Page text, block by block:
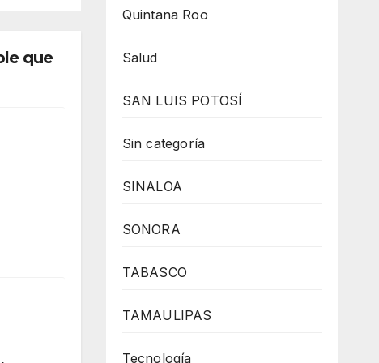
que
Quintana Roo
Salud
SAN LUIS POTOSÍ
Sin categoría
SINALOA
SONORA
TABASCO
TAMAULIPAS
Tecnología